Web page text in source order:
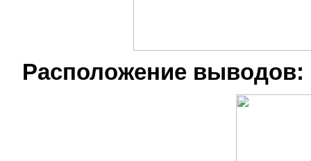
Расположение выводов: